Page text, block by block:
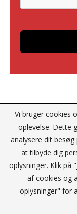
Vi bruger cookies
oplevelse. Dette
analysere dit
at tilbyde dig
oplysninger. Klik på
af cookies og
oplysninger" for